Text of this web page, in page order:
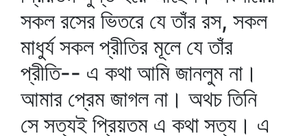
সকল রসের ভিতরে যে তাঁর রস, সকল
মাধুর্য সকল প্রীতির মূলে যে তাঁর
প্রীতি-- এ কথা আমি জানলুম না।
আমার প্রেম জাগল না। অথচ তিনি
সে সত্যই প্রিয়তম এ কথা সত্য। এ